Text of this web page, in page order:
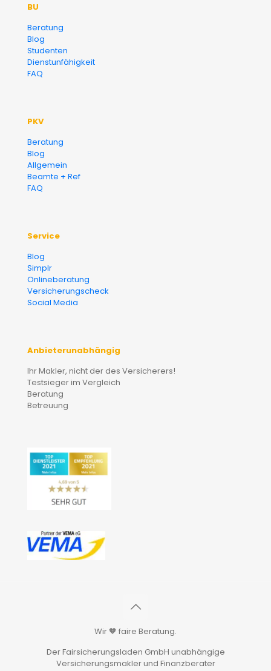
BU
Beratung
Blog
Studenten
Dienstunfähigkeit
FAQ
PKV
Beratung
Blog
Allgemein
Beamte + Ref
FAQ
Service
Blog
Simplr
Onlineberatung
Versicherungscheck
Social Media
Anbieterunabhängig
Ihr Makler, nicht der des Versicherers!
Testsieger im Vergleich
Beratung
Betreuung
Wir 🧡 faire Beratung.
Der Fairsicherungsladen GmbH unabhängige
Versicherungsmakler und Finanzberater